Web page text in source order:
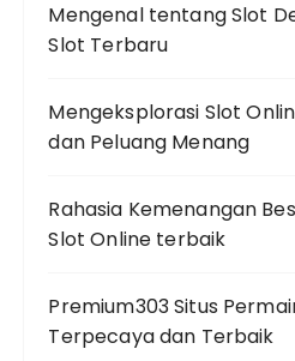
Mengenal tentang Slot
Slot Terbaru
Mengeksplorasi Slot
dan Peluang Menang
Rahasia Kemenangan
Slot Online terbaik
Premium303 Situs
Terpecaya dan Terbaik